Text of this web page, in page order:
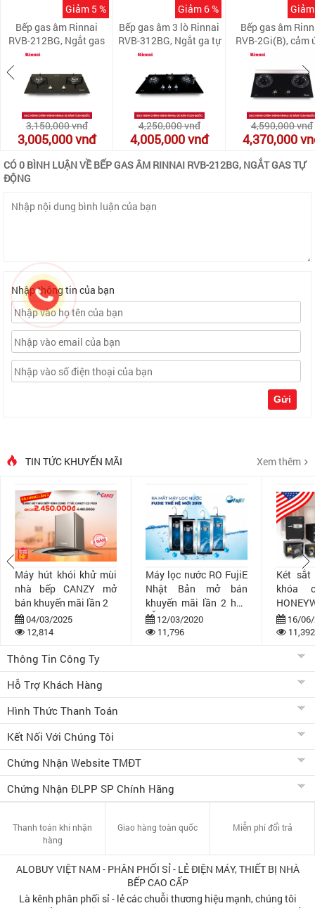
Giảm 5 %
Bếp gas âm Rinnai
RVB-212BG, Ngắt gas
tự động
3,150,000vnđ
3,005,000vnđ
Giảm 6 %
Bếp gas âm 3 lò Rinnai
RVB-312BG, Ngắt ga tự
4,250,000vnđ
4,005,000vnđ
Bếp gas âm
RVB-2Gi(B), cảm
ngắt gas
4,590,000vnđ
4,370,000
CÓ 0 BÌNH LUẬN VỀ BẾP GAS ÂM RINNAI RVB-212BG, NGẮT GAS TỰ
ĐỘNG
Nhập thông tin của bạn
Gửi
TIN TỨC KHUYẾN MÃI Xem thêm
Máy hút khói khử mùi
nhà bếp CANZY mở
bán khuyến mãi lần 2
04/03/2025
12,814
Máy lọc nước RO FujiE
Nhật Bản mở bán
khuyến mãi lần 2 hấp
dẫn12/03/2020
11,796
Két sắt
khóa
bán16/
11,392
Thông Tin Công Ty
Hỗ Trợ Khách Hàng
Hình Thức Thanh Toán
Kết Nối Với Chúng Tôi
Chứng Nhận Website TMĐT
Chứng Nhận ĐLPP SP Chính Hãng
Thanh toán khi nhận
hàng
Giao hàng toàn quốc Miễn phí đổi trả
ALOBUY VIỆT NAM - PHÂN PHỐI SỈ - LẺ ĐIỆN MÁY, THIẾT BỊ NHÀ
BẾP CAO CẤP
Là kênh phân phối sỉ - lẻ các chuỗi thương hiệu mạnh, chúng tôi